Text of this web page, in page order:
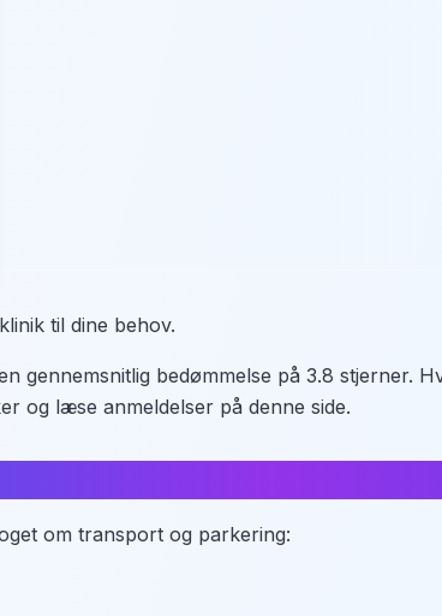
til dine behov.
gennemsnitlig bedømmelse på 3.8 stjerner.
og læse anmeldelser på denne side.
om transport og parkering: